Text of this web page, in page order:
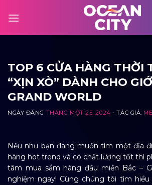
TOP 6 CỬA HÀNG THỜI
“XỊN XÒ” DÀNH CHO
GRAND WORLD
NGÀY ĐĂNG THÁNG MỘT 25, 2024 - TÁC GIẢ:
Nếu như bạn đang muốn tìm một địa
hàng hot trend và có chất lượng tốt thì
tâm mua sắm hàng đầu miền Bắc –
nghiệm ngay! Cùng chúng tôi tìm hiểu